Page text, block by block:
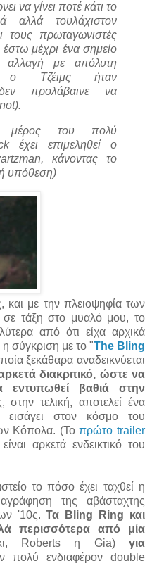
να γίνει ποτέ κάτι το
αλλά τουλάχιστον
τους πρωταγωνιστές
μέχρι ένα σημείο
με απόλυτη
ο Τζέιμς ήταν
προλάβαινε να
μέρος του πολύ
έχει επιμεληθεί ο
κάνοντας το
υπόθεση)
και με την πλειοψηφία των
σε τάξη στο μυαλό μου, το
από ότι είχα αρχικά
η σύγκριση με το "The Bling
ξεκάθαρα αναδεικνύεται
διακριτικό, ώστε να
εντυπωθεί βαθιά στην
τελική, αποτελεί ένα
εισάγει στον κόσμο του
Κόπολα. (Toπρώτο trailer
αρκετά ενδεικτικό του
το πόσο έχει ταχθεί η
της αβάσταχτης
'10ς.Τα Bling Ring και
περισσότερα από μία
Roberts η Gia) για
πολύ ενδιαφέρον double